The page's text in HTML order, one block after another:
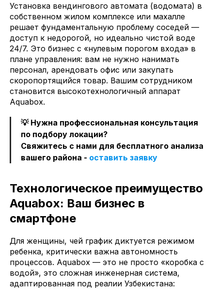
Установка вендингового автомата (водомата) в
собственном жилом комплексе или махалле
решает фундаментальную проблему соседей —
доступ к недорогой, но идеально чистой воде
24/7. Это бизнес с «нулевым порогом входа» в
плане управления: вам не нужно нанимать
персонал, арендовать офис или закупать
скоропортящийся товар. Вашим сотрудником
становится высокотехнологичный аппарат
Aquabox.
💡 Нужна профессиональная консультация
по подбору локации?
Свяжитесь с нами для бесплатного анализа
вашего района - оставить заявку
Технологическое преимущество
Aquabox: Ваш бизнес в
смартфоне
Для женщины, чей график диктуется режимом
ребенка, критически важна автономность
процессов. Aquabox — это не просто «коробка с
водой», это сложная инженерная система,
адаптированная под реалии Узбекистана: